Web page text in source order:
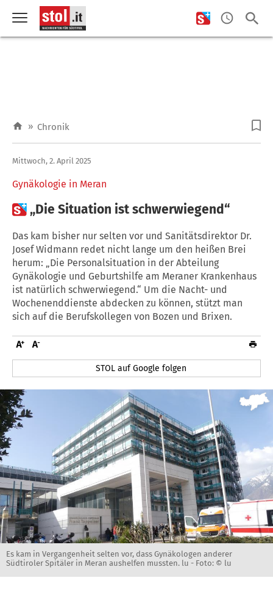
» Chronik
Gynäkologie in Meran
Mittwoch, 2. April 2025
„Die Situation ist schwerwiegend“
Das kam bisher nur selten vor und Sanitätsdirektor Dr.
Josef Widmann redet nicht lange um den heißen Brei
herum: „Die Personalsituation in der Abteilung
Gynäkologie und Geburtshilfe am Meraner Krankenhaus
ist natürlich schwerwiegend.“ Um die Nacht- und
Wochenenddienste abdecken zu können, stützt man
sich auf die Berufskollegen von Bozen und Brixen.
STOL auf Google folgen
Es kam in Vergangenheit selten vor, dass Gynäkologen anderer
Südtiroler Spitäler in Meran aushelfen mussten. lu - Foto: © lu